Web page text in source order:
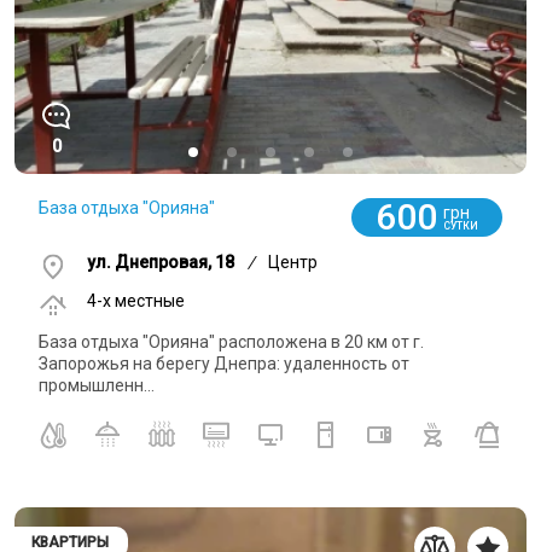
0
База отдыха "Орияна" 600 грн
СУТКИ
ул. Днепровая, 18 /
Центр
4-x местные
База отдыха "Орияна" расположена в 20 км от г.
Запорожья на берегу Днепра: удаленность от
промышленн...
КВАРТИРЫ